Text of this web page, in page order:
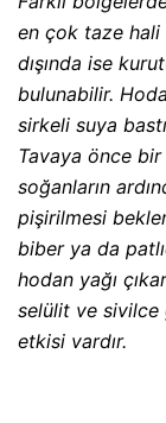
en çok taze hali
dışında ise
bulunabilir.
sirkeli suya
Tavaya önce bir
soğanların
pişirilmesi
biber ya da
hodan yağı
selülit ve sivilce
etkisi vardır.